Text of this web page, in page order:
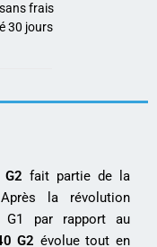
frais
30 jours
fait partie de la
la révolution
G1 par rapport au
G2 évolue tout en